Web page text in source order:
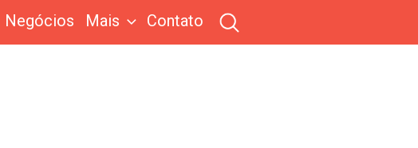
Negócios Mais Contato